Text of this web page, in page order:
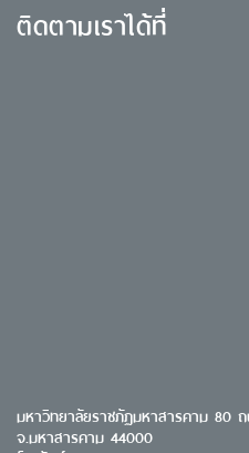
ติดตามเราได้ที่
มหาวิทยาลัยราชภัฏมหาสารคาม 80
จ.มหาสารคาม 44000